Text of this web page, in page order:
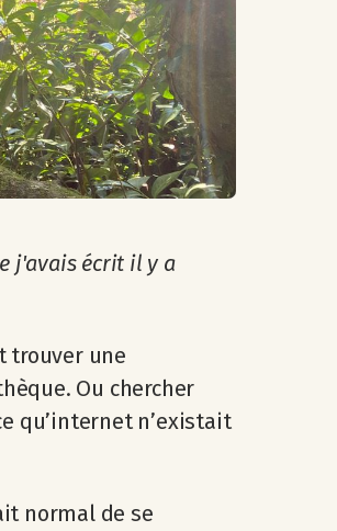
j'avais écrit il y a
trouver une
Ou chercher
qu’internet n’existait
normal de se